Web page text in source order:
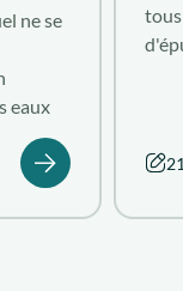
ne se
eaux
de
tous